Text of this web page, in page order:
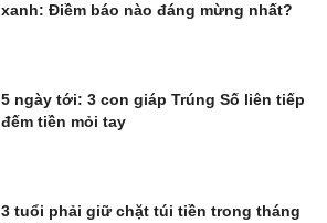
xanh: Điềm báo nào đáng mừng nhất?
5 ngày tới: 3 con giáp Trúng Số liên tiếp
đếm tiền mỏi tay
3 tuổi phải giữ chặt túi tiền trong tháng